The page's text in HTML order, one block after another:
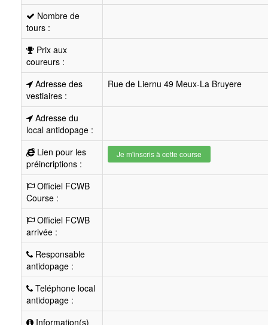
Nombre de
tours :
Prix aux
coureurs :
Adresse des
vestiaires :
Rue de Liernu 49 Meux-La Bruyere
Adresse du
local antidopage :
Lien pour les
préincriptions :
Je m'inscris à cette course
Officiel FCWB
Course :
Officiel FCWB
arrivée :
Responsable
antidopage :
Teléphone local
antidopage :
Information(s)